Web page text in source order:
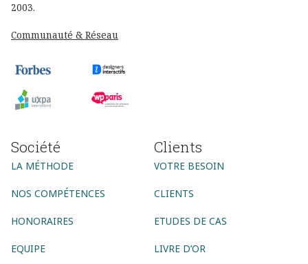
2003.
Communauté & Réseau
Société
LA MÉTHODE
NOS COMPÉTENCES
HONORAIRES
EQUIPE
Clients
VOTRE BESOIN
CLIENTS
ETUDES DE CAS
LIVRE D’OR